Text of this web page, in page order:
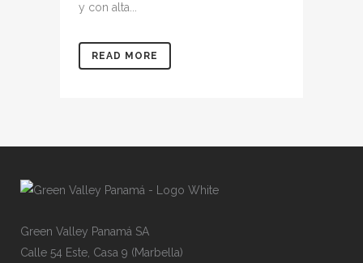
y con alta...
READ MORE
Green Valley Panamá SA
Calle 54 Este, Casa 9 (Marbella)